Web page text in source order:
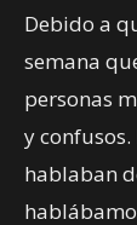
Debido a
semana
personas
y
hablaban